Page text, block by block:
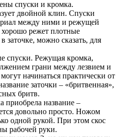
спуски и кромка.
двойной клин. Спуски
между ними и режущей
режет плотные
заточке, можно сказать, для
спуски. Режущая кромка,
грани между лезвием и
начинаться практически от
заточки – «бритвенная»,
бритв.
приобрела название –
довольно просто. Ножом
одной рукой. При этом скос
рабочей руки.